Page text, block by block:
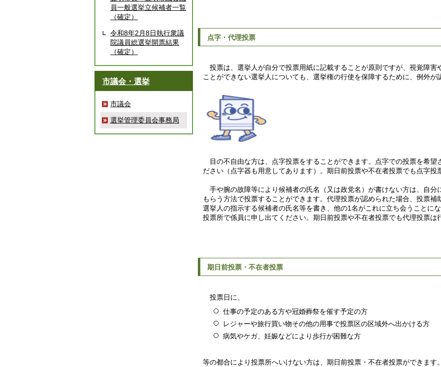
員一般選挙立候補者一覧
（確定）
令和8年2月8日執行衆議
院議員総選挙開票結果
（確定）
市議会・選挙
市議会
選挙管理委員会事務局
点字・代理投票
投票は、選挙人が自分で投票用紙に記載することが原則ですが、視覚障害
ことができない選挙人についても、選挙権の行使を保障するために、例外が
目の不自由な方は、点字投票をすることができます。点字での投票を希望
ださい（点字器も用意してあります）。期日前投票や不在者投票でも点字投
手や腕の故障等により候補者の氏名（又は政党名）が書けない方は、自分
もらう方法で投票することができます。代理投票が認められた場合、投票
選挙人の指示する候補者の氏名等を書き、他の1名がこれに立ち会うことに
投票所で係員に申し出てください。期日前投票や不在者投票でも代理投票は
期日前投票・不在者投票
投票日に、
仕事の予定のある方や冠婚葬祭を催す予定の方
レジャーや旅行買い物その他の用事で投票区の区域外へ出かける方
病気やケガ、妊娠などにより歩行が困難な方
等の都合により投票所へいけない方は、期日前投票・不在者投票ができま